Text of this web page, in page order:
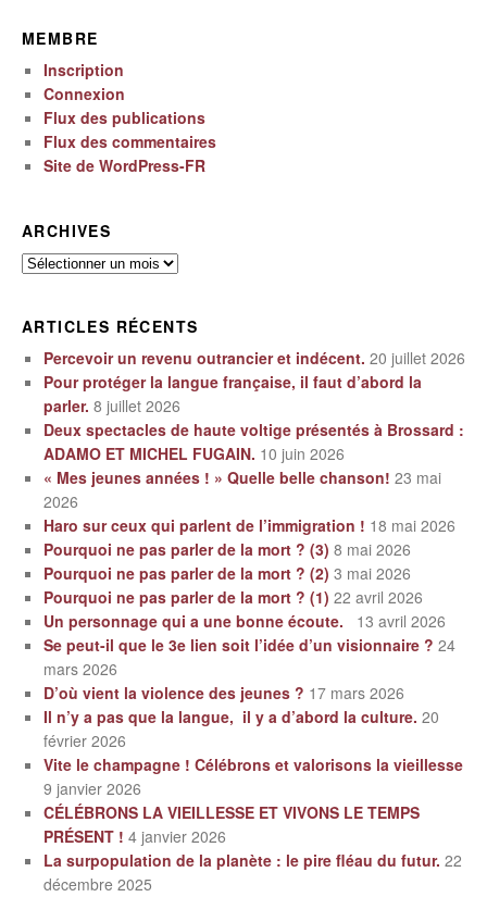
MEMBRE
Inscription
Connexion
Flux des publications
Flux des commentaires
Site de WordPress-FR
ARCHIVES
Archives
ARTICLES RÉCENTS
Percevoir un revenu outrancier et indécent. 20 juillet 2026
Pour protéger la langue française, il faut d’abord la
parler. 8 juillet 2026
Deux spectacles de haute voltige présentés à Brossard :
ADAMO ET MICHEL FUGAIN. 10 juin 2026
« Mes jeunes années ! » Quelle belle chanson! 23 mai
2026
Haro sur ceux qui parlent de l’immigration ! 18 mai 2026
Pourquoi ne pas parler de la mort ? (3) 8 mai 2026
Pourquoi ne pas parler de la mort ? (2) 3 mai 2026
Pourquoi ne pas parler de la mort ? (1) 22 avril 2026
Un personnage qui a une bonne écoute.
13 avril 2026
Se peut-il que le 3e lien soit l’idée d’un visionnaire ? 24
mars 2026
D’où vient la violence des jeunes ? 17 mars 2026
Il n’y a pas que la langue, il y a d’abord la culture. 20
février 2026
Vite le champagne ! Célébrons et valorisons la vieillesse
9 janvier 2026
CÉLÉBRONS LA VIEILLESSE ET VIVONS LE TEMPS
PRÉSENT ! 4 janvier 2026
La surpopulation de la planète : le pire fléau du futur. 22
décembre 2025